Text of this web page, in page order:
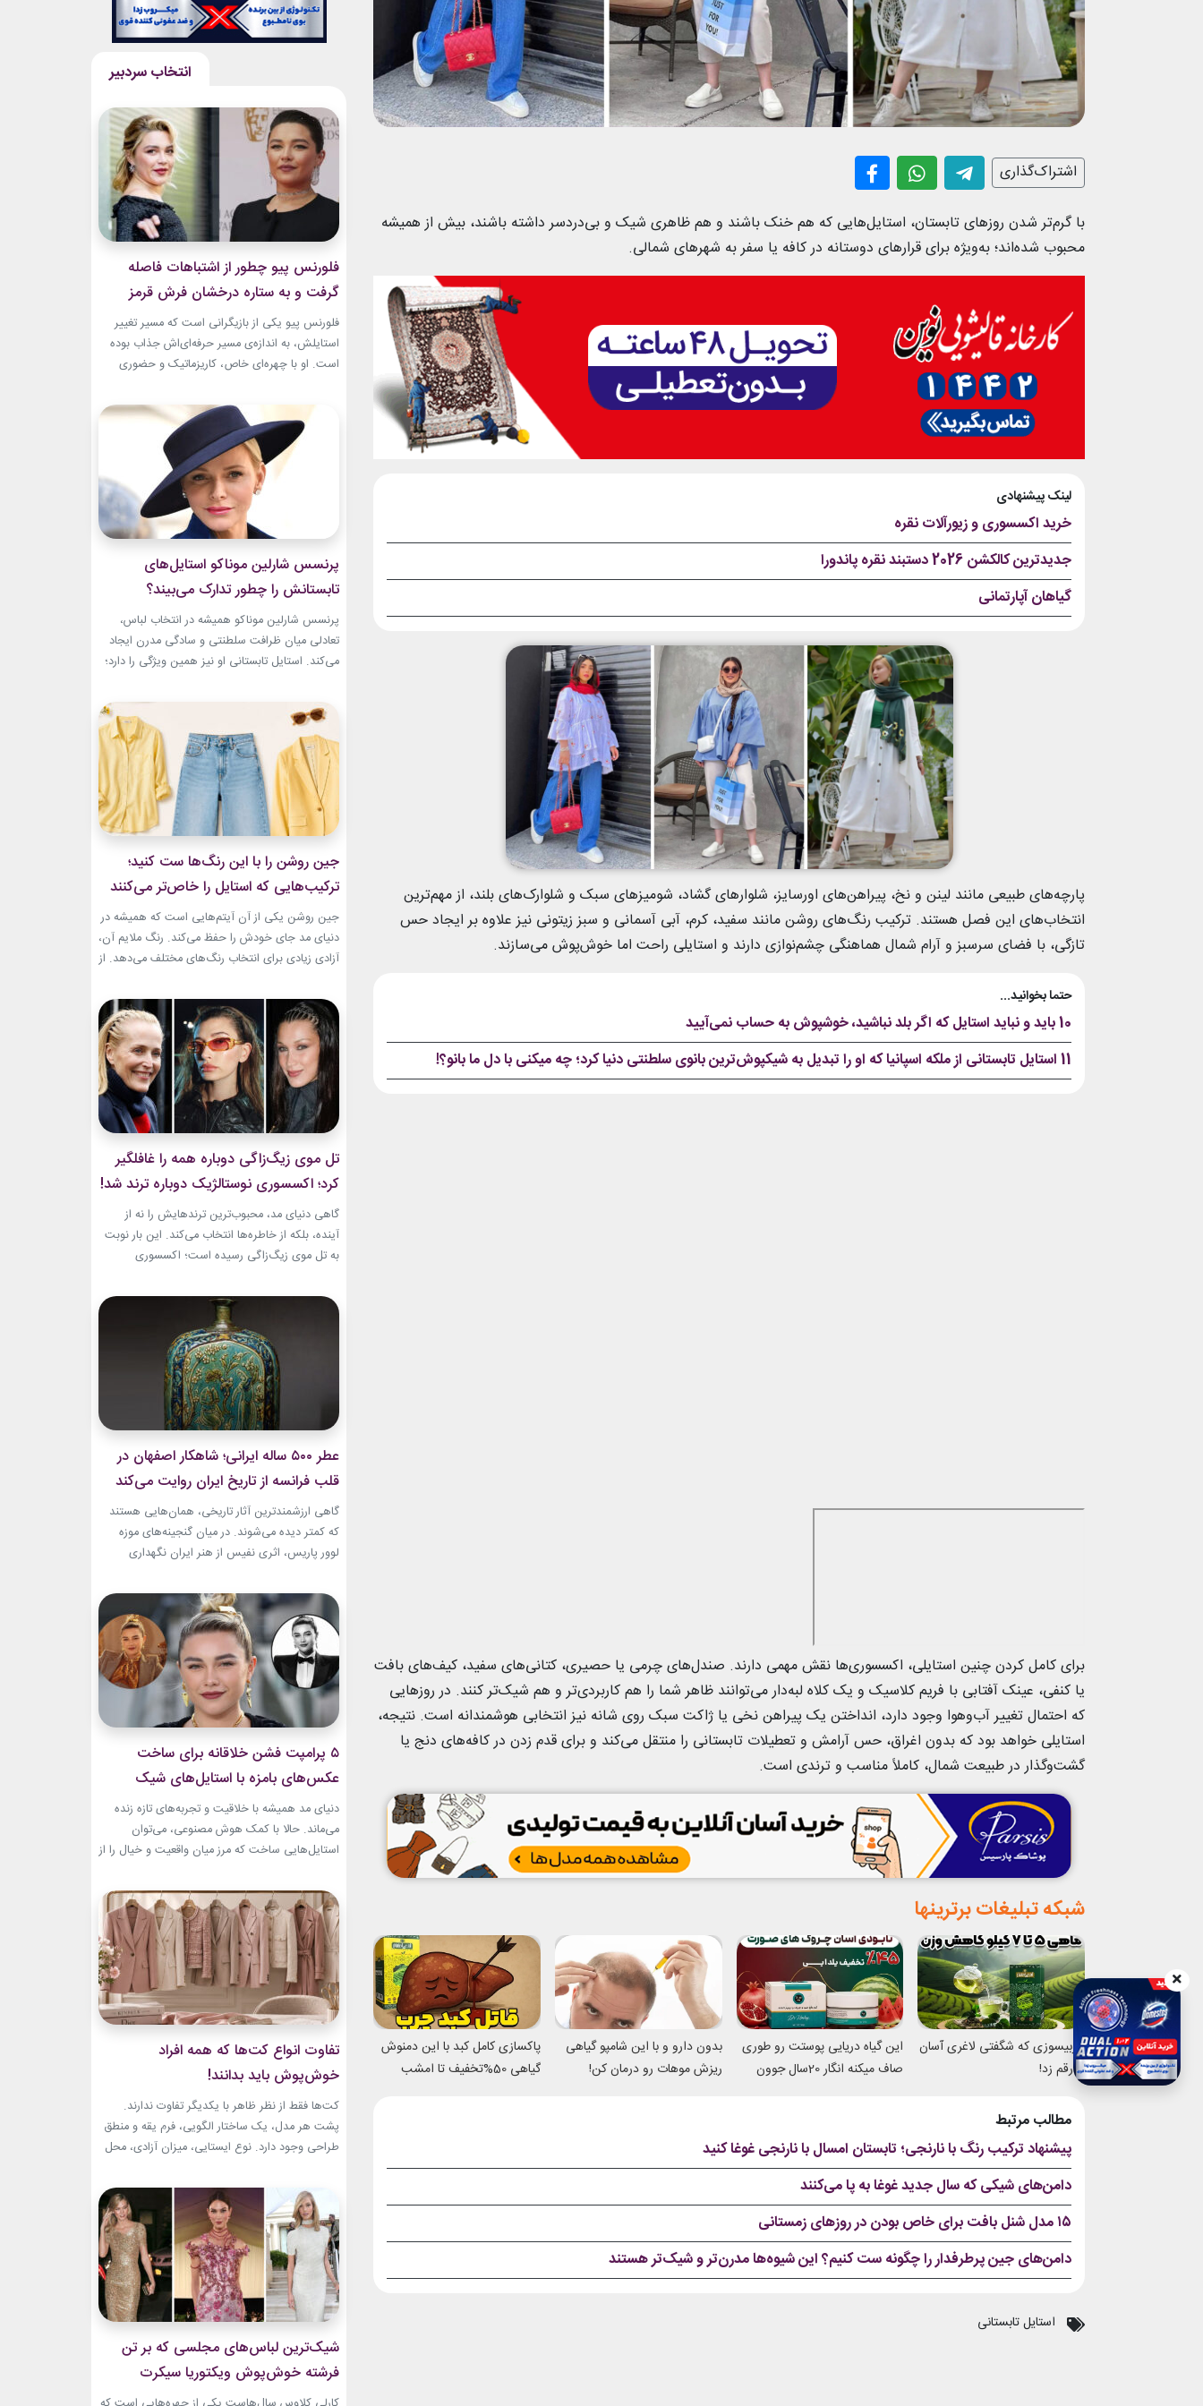
اشتراک‌گذاری
با گرم‌تر شدن روزهای تابستان، استایل‌هایی که هم خنک باشند و هم ظاهری شیک و بی‌دردسر داشته باشند، بیش از همیشه
محبوب شده‌اند؛ به‌ویژه برای قرارهای دوستانه در کافه یا سفر به شهرهای شمالی.
لینک پیشنهادی
خرید اکسسوری و زیورآلات نقره
جدیدترین کالکشن 2026 دستبند نقره پاندورا
گیاهان آپارتمانی
پارچه‌های طبیعی مانند لینن و نخ، پیراهن‌های اورسایز، شلوارهای گشاد، شومیزهای سبک و شلوارک‌های بلند، از مهم‌ترین
انتخاب‌های این فصل هستند. ترکیب رنگ‌های روشن مانند سفید، کرم، آبی آسمانی و سبز زیتونی نیز علاوه بر ایجاد حس
تازگی، با فضای سرسبز و آرام شمال هماهنگی چشم‌نوازی دارند و استایلی راحت اما خوش‌پوش می‌سازند.
حتما بخوانید...
10 باید و نباید استایل که اگر بلد نباشید، خوشپوش به حساب نمی‌آیید
11 استایل تابستانی از ملکه اسپانیا که او را تبدیل به شیکپوش‌ترین بانوی سلطنتی دنیا کرد؛ چه میکنی با دل ما بانو؟!
برای کامل کردن چنین استایلی، اکسسوری‌ها نقش مهمی دارند. صندل‌های چرمی یا حصیری، کتانی‌های سفید، کیف‌های بافت
یا کنفی، عینک آفتابی با فریم کلاسیک و یک کلاه لبه‌دار می‌توانند ظاهر شما را هم کاربردی‌تر و هم شیک‌تر کنند. در روزهایی
که احتمال تغییر آب‌وهوا وجود دارد، انداختن یک پیراهن نخی یا ژاکت سبک روی شانه نیز انتخابی هوشمندانه است. نتیجه،
استایلی خواهد بود که بدون اغراق، حس آرامش و تعطیلات تابستانی را منتقل می‌کند و برای قدم زدن در کافه‌های دنج یا
گشت‌وگذار در طبیعت شمال، کاملاً مناسب و ترندی است.
شبکه تبلیغات برترینها
چربیسوزی که شگفتی لاغری آسان
را رقم زد!
این گیاه دریایی پوستت رو طوری
صاف میکنه انگار 20سال جوون
بدون دارو و با این شامپو گیاهی
ریزش موهات رو درمان کن!
پاکسازی کامل کبد با این دمنوش
گیاهی 50%تخفیف تا امشب
مطالب مرتبط
پیشنهاد ترکیب رنگ با نارنجی؛ تابستان امسال با نارنجی غوغا کنید
دامن‌های شیکی که سال جدید غوغا به پا می‌کنند
۱۵ مدل شنل بافت برای خاص بودن در روزهای زمستانی
دامن‌های جین پرطرفدار را چگونه ست کنیم؟ این شیوه‌ها مدرن‌تر و شیک‌تر هستند
استایل تابستانی
فلورنس پیو چطور از اشتباهات فاصله
گرفت و به ستاره درخشان فرش قرمز
تبدیل شد؟
فلورنس پیو یکی از بازیگرانی است که مسیر تغییر
استایلش، به اندازه‌ی مسیر حرفه‌ای‌اش جذاب بوده
است. او با چهره‌ای خاص، کاریزماتیک و حضوری
سال‌های ابتدایی فعالیتش هنوز زبان شخصی خود را
در مد پیدا نکرده بود.لینک پیشنهادیجدیدترین
کالکشن 2026 دستبند نقره پاندوراخرید اکسسوری
پرنسس شارلین موناکو استایل‌های
تابستانش را چطور تدارک می‌بیند؟
پرنسس شارلین موناکو همیشه در انتخاب لباس،
تعادلی میان ظرافت سلطنتی و سادگی مدرن ایجاد
می‌کند. استایل تابستانی او نیز همین ویژگی را دارد؛
طراحی‌هایی که برای روزهای گرم، هم راحت هستند
و هم باشکوه. از مراسم‌های رسمی کاخ گرفته تا
حضورهای صمیمی‌تر، شارلین نشان داده که
پیراهن‌های...
جین روشن را با این رنگ‌ها ست کنید؛
ترکیب‌هایی که استایل را خاص‌تر می‌کنند
جین روشن یکی از آن آیتم‌هایی است که همیشه در
دنیای مد جای خودش را حفظ می‌کند. رنگ ملایم آن،
آزادی زیادی برای انتخاب رنگ‌های مختلف می‌دهد. از
مینیمال، جین روشن می‌تواند پایه یک ظاهر شیک و
امروزی باشد. کافی است رنگ همراه آن را درست
انتخاب...
تل موی زیگ‌زاگی دوباره همه را غافلگیر
کرد؛ اکسسوری نوستالژیک دوباره ترند شد!
گاهی دنیای مد، محبوب‌ترین ترندهایش را نه از
آینده، بلکه از خاطره‌ها انتخاب می‌کند. این بار نوبت
به تل موی زیگ‌زاگی رسیده است؛ اکسسوری‌
اوایل دهه ۲۰۰۰ به یاد دارند و حالا با ظاهری آشنا اما
جایگاهی تازه، دوباره به مرکز توجه برگشته است....
عطر ۵۰۰ ساله ایرانی؛ شاهکار اصفهان در
قلب فرانسه از تاریخ ایران روایت می‌کند
گاهی ارزشمندترین آثار تاریخی، همان‌هایی هستند
که کمتر دیده می‌شوند. در میان گنجینه‌های موزه
لوور پاریس، اثری نفیس از هنر ایران نگهداری
ذوق، زیبایی و مهارت هنرمندان عصر صفوی است.
بطری عطر صفوی در موزه لوور امروز به یکی از
جذاب‌ترین نمونه‌های هنر ایرانی تبدیل...
۵ پرامپت‌ فشن خلاقانه برای ساخت
عکس‌های بامزه با استایل‌های شیک
دنیای مد همیشه با خلاقیت و تجربه‌های تازه زنده
می‌ماند. حالا با کمک هوش مصنوعی، می‌توان
استایل‌هایی ساخت که مرز میان واقعیت و خیال را از
معرفی می‌کنیم که برای ساخت عکس‌های خاص،
بامزه و متفاوت طراحی شده‌اند. ایده‌هایی که فقط
یک تصویر زیبا نمی‌سازند؛ بلکه...
تفاوت انواع کت‌ها که همه افراد
خوش‌پوش باید بدانند!
کت‌ها فقط از نظر ظاهر با یکدیگر تفاوت ندارند.
پشت هر مدل، یک ساختار الگویی، فرم یقه و منطق
طراحی وجود دارد. نوع ایستایی، میزان آزادی، محل
کت را مشخص می‌کند. یک بلیزر حس رسمی و
شهری دارد، اما یک کت رپ یا اورسایز می‌تواند آزادی
و...
شیک‌ترین لباس‌های مجلسی که بر تن
فرشته خوش‌پوش ویکتوریا سیکرت
دیده‌ایم!